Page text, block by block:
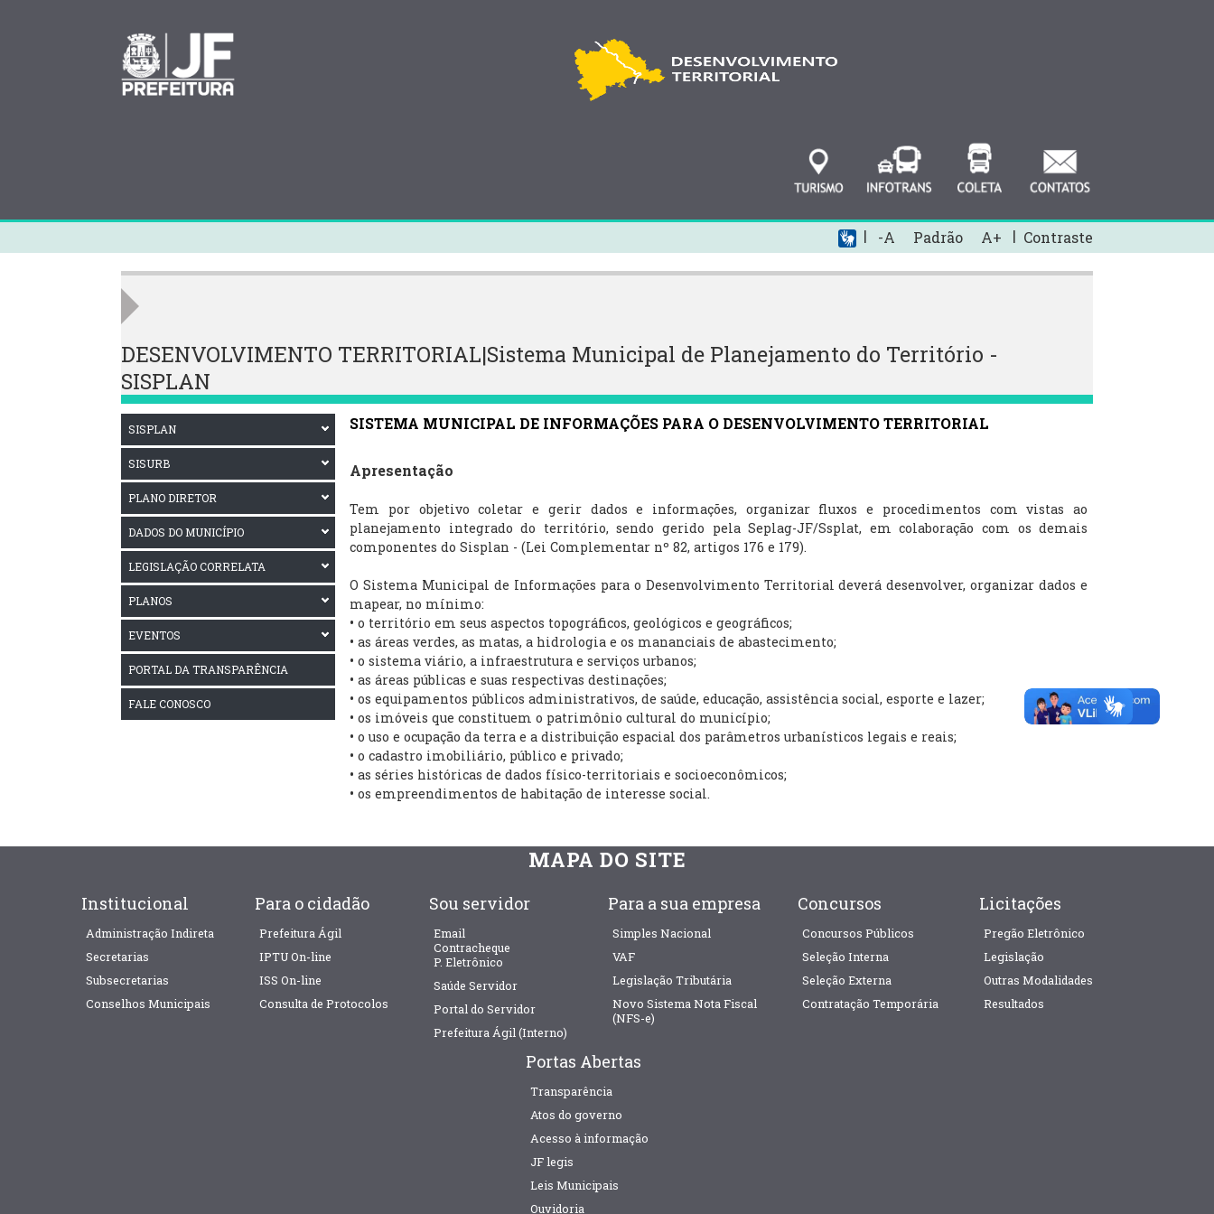
Contraste
| -A Padrão A+ |
DESENVOLVIMENTO TERRITORIAL|Sistema Municipal de Planejamento do Território -
SISPLAN
SISPLAN
SISURB
PLANO DIRETOR
DADOS DO MUNICÍPIO
LEGISLAÇÃO CORRELATA
PLANOS
EVENTOS
PORTAL DA TRANSPARÊNCIA
FALE CONOSCO
SISTEMA MUNICIPAL DE INFORMAÇÕES PARA O DESENVOLVIMENTO TERRITORIAL
Apresentação
Tem por objetivo coletar e gerir dados e informações, organizar fluxos e procedimentos com vistas ao
planejamento integrado do território, sendo gerido pela Seplag-JF/Ssplat, em colaboração com os demais
componentes do Sisplan - (Lei Complementar nº 82, artigos 176 e 179).
O Sistema Municipal de Informações para o Desenvolvimento Territorial deverá desenvolver, organizar dados e
mapear, no mínimo:
• o território em seus aspectos topográficos, geológicos e geográficos;
• as áreas verdes, as matas, a hidrologia e os mananciais de abastecimento;
• o sistema viário, a infraestrutura e serviços urbanos;
• as áreas públicas e suas respectivas destinações;
• os equipamentos públicos administrativos, de saúde, educação, assistência social, esporte e lazer;
• os imóveis que constituem o patrimônio cultural do município;
• o uso e ocupação da terra e a distribuição espacial dos parâmetros urbanísticos legais e reais;
• o cadastro imobiliário, público e privado;
• as séries históricas de dados físico-territoriais e socioeconômicos;
• os empreendimentos de habitação de interesse social.
MAPA DO SITE
Institucional
Administração Indireta
Secretarias
Subsecretarias
Conselhos Municipais
Para o cidadão
Prefeitura Ágil
IPTU On-line
ISS On-line
Consulta de Protocolos
Sou servidor
Email
Contracheque
P. Eletrônico
Saúde Servidor
Portal do Servidor
Prefeitura Ágil (Interno)
Para a sua empresa
Simples Nacional
VAF
Legislação Tributária
Novo Sistema Nota Fiscal
(NFS-e)
Concursos
Concursos Públicos
Seleção Interna
Seleção Externa
Contratação Temporária
Licitações
Pregão Eletrônico
Legislação
Outras Modalidades
Resultados
Portas Abertas
Transparência
Atos do governo
Acesso à informação
JF legis
Leis Municipais
Ouvidoria